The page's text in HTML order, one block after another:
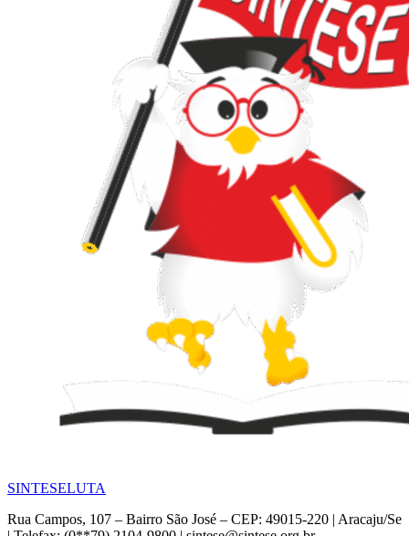
SINTESELUTA
Rua Campos, 107 – Bairro São José – CEP: 49015-220 | Aracaju/Se